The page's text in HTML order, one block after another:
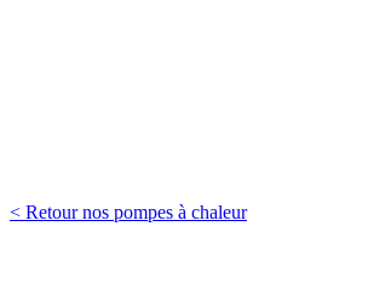
< Retour nos pompes à chaleur